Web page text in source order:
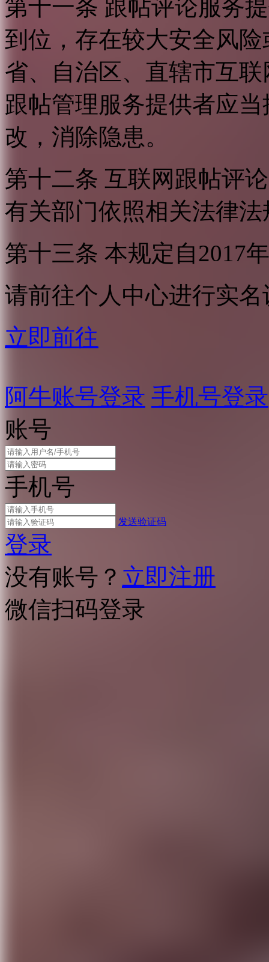
第十一条 跟帖评论服务
到位，存在较大安全风
省、自治区、直辖市互
跟帖管理服务提供者应
改，消除隐患。
第十二条 互联网跟帖评
有关部门依照相关法律
第十三条 本规定自2017
请前往个人中心进行实名
立即前往
阿牛账号登录 手机号登录
账号
手机号
发送验证码
登录
没有账号？ 立即注册
微信扫码登录